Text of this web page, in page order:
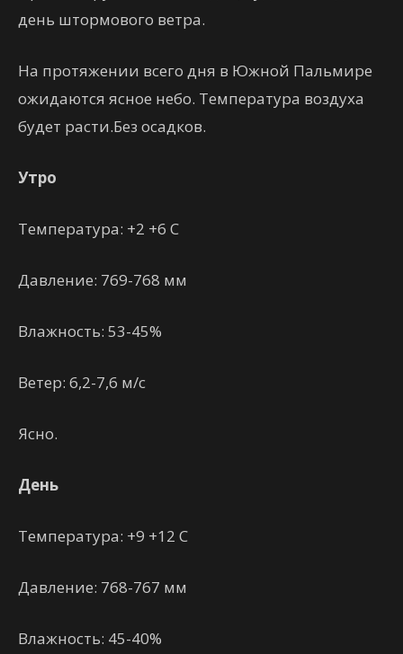
день штормового ветра.
На протяжении всего дня в Южной Пальмире
ожидаются ясное небо. Температура воздуха
будет расти.Без осадков.
Утро
Температура: +2 +6 С
Давление: 769-768 мм
Влажность: 53-45%
Ветер: 6,2-7,6 м/с
Ясно.
День
Температура: +9 +12 С
Давление: 768-767 мм
Влажность: 45-40%